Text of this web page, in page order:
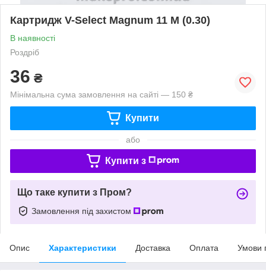
Картридж V-Select Magnum 11 M (0.30)
В наявності
Роздріб
36 ₴
Мінімальна сума замовлення на сайті — 150 ₴
Купити
або
Купити з
Що таке купити з Пром?
Замовлення під захистом
Опис Характеристики Доставка Оплата Умови